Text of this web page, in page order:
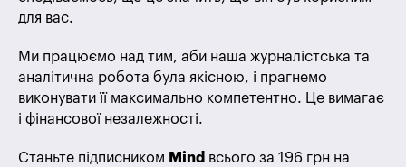
для вас.
Ми працюємо над тим, аби наша журналістська та
аналітична робота була якісною, і прагнемо
виконувати її максимально компетентно. Це вимагає
і фінансової незалежності.
Станьте підписником Mind всього за 196 грн на